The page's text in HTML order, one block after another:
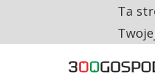
Ta